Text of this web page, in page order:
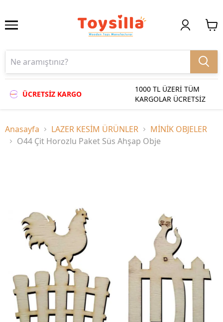
ÜCRETSİZ KARGO
1000 TL ÜZERİ TÜM
KARGOLAR ÜCRETSİZ
Anasayfa LAZER KESİM ÜRÜNLER
MİNİK OBJELER
O44 Çit Horozlu Paket Süs Ahşap Obje